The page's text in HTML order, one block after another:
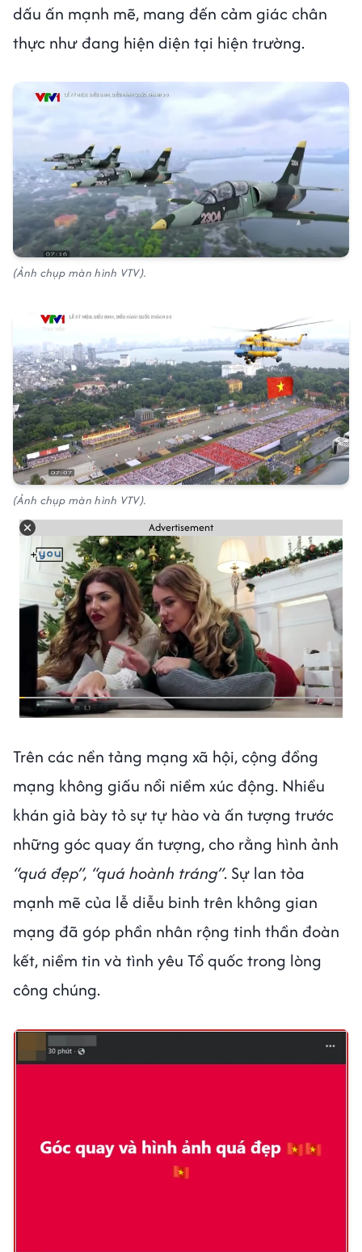
dấu ấn mạnh mẽ, mang đến cảm giác chân
thực như đang hiện diện tại hiện trường.
(Ảnh chụp màn hình VTV).
(Ảnh chụp màn hình VTV).
Advertisement
Trên các nền tảng mạng xã hội, cộng đồng
mạng không giấu nổi niềm xúc động. Nhiều
khán giả bày tỏ sự tự hào và ấn tượng trước
những góc quay ấn tượng, cho rằng hình ảnh
“quá đẹp”, “quá hoành tráng”. Sự lan tỏa
mạnh mẽ của lễ diễu binh trên không gian
mạng đã góp phần nhân rộng tinh thần đoàn
kết, niềm tin và tình yêu Tổ quốc trong lòng
công chúng.